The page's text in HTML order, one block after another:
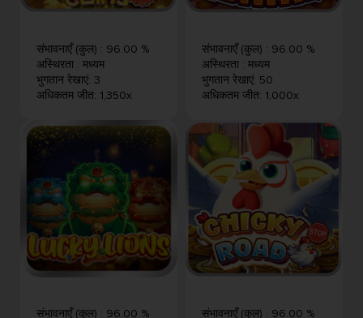
संभावनाएँ (कुल) : 96.00 %
अस्थिरता : मध्यम
भुगतान रेखाएं: 3
अधिकतम जीत: 1,350x
संभावनाएँ (कुल) : 96.00 %
अस्थिरता : मध्यम
भुगतान रेखाएं: 50
अधिकतम जीत: 1,000x
संभावनाएँ (कुल) : 96.00 % संभावनाएँ (कुल) : 96.00 %